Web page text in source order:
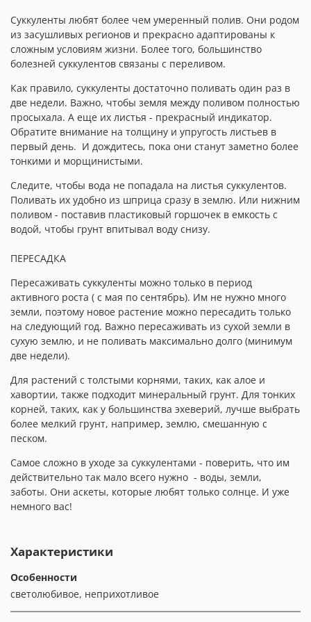
Суккуленты любят более чем умеренный полив. Они родом
из засушливых регионов и прекрасно адаптированы к
сложным условиям жизни. Более того, большинство
болезней суккулентов связаны с переливом.
Как правило, суккуленты достаточно поливать один раз в
две недели. Важно, чтобы земля между поливом полностью
просыхала. А еще их листья - прекрасный индикатор.
Обратите внимание на толщину и упругость листьев в
первый день. И дождитесь, пока они станут заметно более
тонкими и морщинистыми.
Следите, чтобы вода не попадала на листья суккулентов.
Поливать их удобно из шприца сразу в землю. Или нижним
поливом - поставив пластиковый горшочек в емкость с
водой, чтобы грунт впитывал воду снизу.
ПЕРЕСАДКА
Пересаживать суккуленты можно только в период
активного роста ( с мая по сентябрь). Им не нужно много
земли, поэтому новое растение можно пересадить только
на следующий год. Важно пересаживать из сухой земли в
сухую землю, и не поливать максимально долго (минимум
две недели).
Для растений с толстыми корнями, таких, как алое и
хавортии, также подходит минеральный грунт. Для тонких
корней, таких, как у большинства эхеверий, лучше выбрать
более мелкий грунт, например, землю, смешанную с
песком.
Самое сложно в уходе за суккулентами - поверить, что им
действительно так мало всего нужно - воды, земли,
заботы. Они аскеты, которые любят только солнце. И уже
немного вас!
Характеристики
Особенности
светолюбивое, неприхотливое